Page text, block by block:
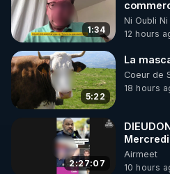
http://rgnr.li/news
🌱 VIDÉOS NON
Toutes les vidéos Youtube
http://rgnr.li/odysee
🌱 LES STAGES EN
http://rgnr.li/stages
1:34
France
Ni Oubli
12 hours
5:22
La
Coeur de
18 hours
2:27:07
Airmeet
10 hours